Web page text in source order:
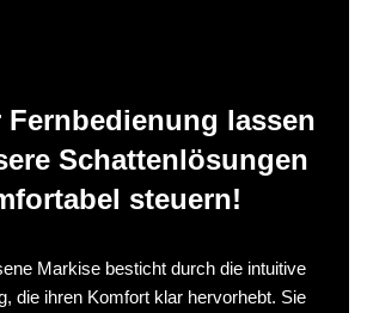
Fernbedienung lassen
Schattenlösungen
steuern!
Markise besticht durch die intuitive
die ihren Komfort klar hervorhebt. Sie